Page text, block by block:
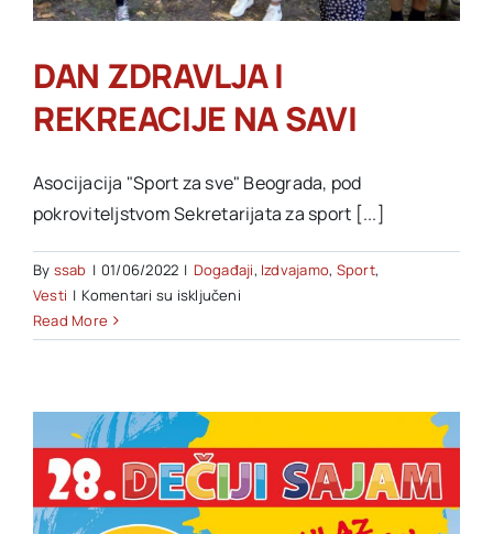
Akti SSAB
Kontakt
DAN ZDRAVLJA I
REKREACIJE NA SAVI
Asocijacija "Sport za sve" Beograda, pod
pokroviteljstvom Sekretarijata za sport [...]
By ssab | 01/06/2022 | Događaji, Izdvajamo, Sport,
Vesti | Komentari su isključenina
ZDRAVLJA
SAVI
Read More